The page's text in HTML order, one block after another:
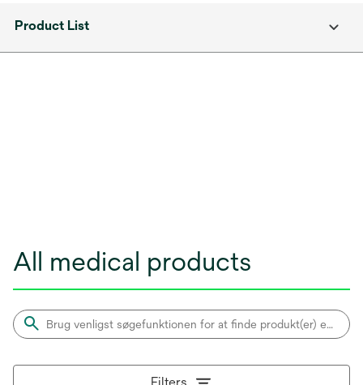
Product List
All medical products